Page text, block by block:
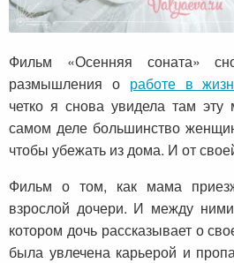
Фильм «Осенняя соната»
размышления о работе в
четко я снова увидела там
самом деле большинство
чтобы убежать из дома. И от
Фильм о том, как мама
взрослой дочери. И между
котором дочь рассказывает о
была увлечена карьерой и